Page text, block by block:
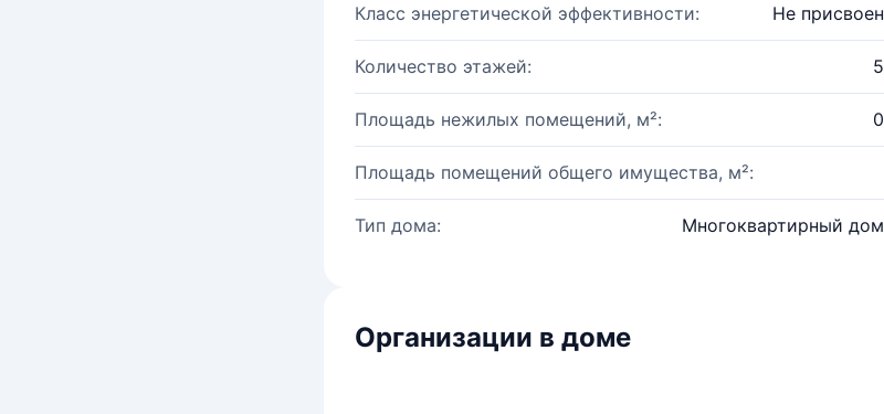
Класс энергетической эффективности: Не присвоен
Количество этажей: 5
Площадь нежилых помещений, м²: 0
Площадь помещений общего имущества, м²:
Тип дома: Многоквартирный дом
Организации в доме